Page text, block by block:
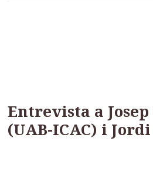
Entrevista a
(UAB-ICAC) i